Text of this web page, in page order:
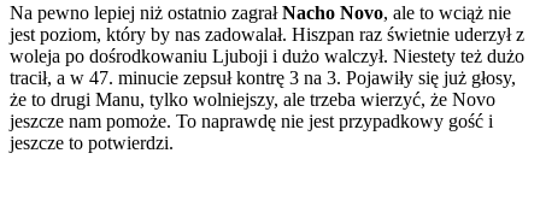
Na pewno lepiej niż ostatnio zagrałNacho Novo, ale to wciąż nie
jest poziom, który by nas zadowalał. Hiszpan raz świetnie uderzył z
woleja po dośrodkowaniu Ljuboji i dużo walczył. Niestety też dużo
tracił, a w 47. minucie zepsuł kontrę 3 na 3. Pojawiły się już głosy,
że to drugi Manu, tylko wolniejszy, ale trzeba wierzyć, że Novo
jeszcze nam pomoże. To naprawdę nie jest przypadkowy gość i
jeszcze to potwierdzi.